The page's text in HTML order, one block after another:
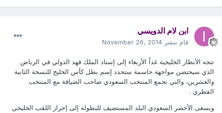
ابن لام الدويسي
قام بنشر November 26, 2014
تتجه الأنظار الخليجية غداً الأربعاء إلى إستاد الملك فهد الدولي في الرياض
الذي سيحتضن مواجهة حاسمة ستحدد إسم بطل كأس الخليج للنسخة الثانية
والعشرين، والتي تجمع المنتخب السعودي صاحب الضيافة مع المنتخب
القطري .
ويسعى الأخضر السعودي البلد المستضيف للبطولة إلى إحراز اللقب الخليجي